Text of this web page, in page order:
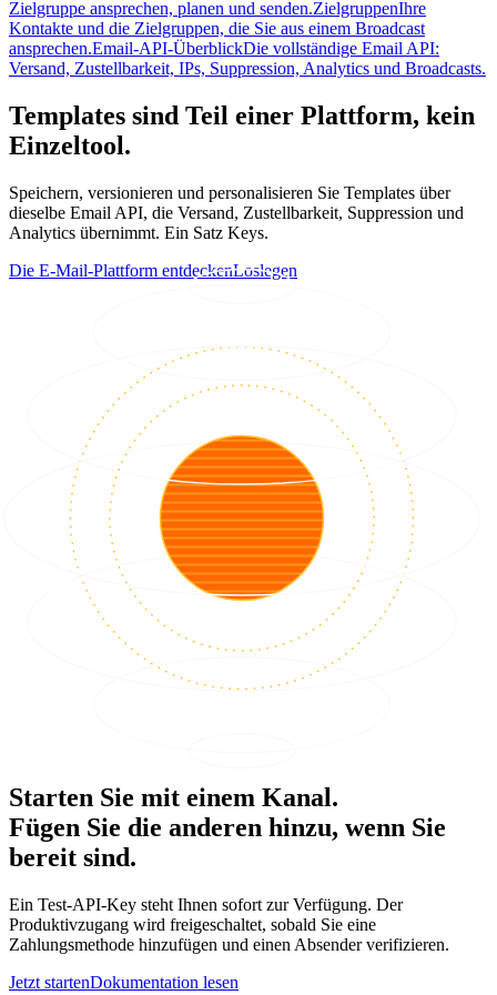
Zielgruppe ansprechen, planen und senden.ZielgruppenIhre
Kontakte und die Zielgruppen, die Sie aus einem Broadcast
ansprechen.Email-API-ÜberblickDie vollständige Email API:
Versand, Zustellbarkeit, IPs, Suppression, Analytics und Broadcasts.
Templates sind Teil einer Plattform, kein
Einzeltool.
Speichern, versionieren und personalisieren Sie Templates über
dieselbe Email API, die Versand, Zustellbarkeit, Suppression und
Analytics übernimmt. Ein Satz Keys.
Die E-Mail-Plattform entdeckenLoslegen
Starten Sie mit einem Kanal.
Fügen Sie die anderen hinzu, wenn Sie
bereit sind.
Ein Test-API-Key steht Ihnen sofort zur Verfügung. Der
Produktivzugang wird freigeschaltet, sobald Sie eine
Zahlungsmethode hinzufügen und einen Absender verifizieren.
Jetzt startenDokumentation lesen